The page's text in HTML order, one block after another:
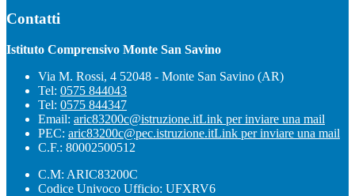
Contatti
Istituto Comprensivo Monte San Savino
Via M. Rossi, 4 52048 - Monte San Savino (AR)
Tel: 0575 844043
Tel: 0575 844347
Email: aric83200c@istruzione.itLink per inviare una mail
PEC: aric83200c@pec.istruzione.itLink per inviare una mail
C.F.: 80002500512
C.M: ARIC83200C
Codice Univoco Ufficio: UFXRV6